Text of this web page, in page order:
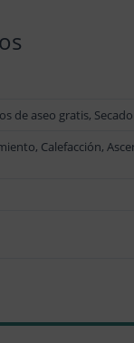
de aseo gratis,
Calefacción,